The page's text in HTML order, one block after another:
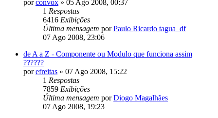
porconvox » 05 Ago 2008, 00:37
1 Respostas
6416 Exibições
Última mensagem porPaulo Ricardo tagua_df
07 Ago 2008, 23:06
de A a Z - Componente ou Modulo que funciona assim
??????
porefreitas » 07 Ago 2008, 15:22
1 Respostas
7859 Exibições
Última mensagem porDiogo Magalhães
07 Ago 2008, 19:23